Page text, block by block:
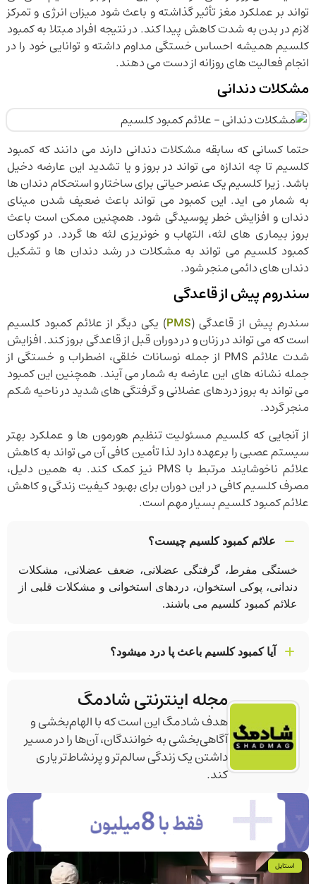
تواند بر عملکرد مغز تأثیر گذاشته و باعث شود میزان انرژی و تمرکز
لازم در بدن به شدت کاهش پیدا کند. در نتیجه افراد مبتلا به کمبود
کلسیم همیشه احساس خستگی مداوم داشته و توانایی خود را در
انجام فعالیت های روزانه از دست می دهند.
مشکلات دندانی
حتما کسانی که سابقه مشکلات دندانی دارند می دانند که کمبود
کلسیم تا چه اندازه می تواند در بروز و یا تشدید این عارضه دخیل
باشد. زیرا کلسیم یک عنصر حیاتی برای ساختار و استحکام دندان ها
به شمار می اید. این کمبود می تواند باعث ضعیف شدن مینای
دندان و افزایش خطر پوسیدگی شود. همچنین ممکن است باعث
بروز بیماری های لثه، التهاب و خونریزی لثه ها گردد. در کودکان
کمبود کلسیم می تواند به مشکلات در رشد دندان ها و تشکیل
دندان های دائمی منجر شود.
سندروم پیش از قاعدگی
سندرم پیش از قاعدگی (PMS) یکی دیگر از علائم کمبود کلسیم
است که می تواند در زنان و در دوران قبل از قاعدگی بروز کند. افزایش
شدت علائم PMS از جمله نوسانات خلقی، اضطراب و خستگی از
جمله نشانه های این عارضه به شمار می آیند. همچنین این کمبود
می تواند به بروز دردهای عضلانی و گرفتگی های شدید در ناحیه شکم
منجر گردد.
از آنجایی که کلسیم مسئولیت تنظیم هورمون ها و عملکرد بهتر
سیستم عصبی را برعهده دارد لذا تأمین کافی آن می تواند به کاهش
علائم ناخوشایند مرتبط با PMS نیز کمک کند. به همین دلیل،
مصرف کلسیم کافی در این دوران برای بهبود کیفیت زندگی و کاهش
علائم کمبود کلسیم بسیار مهم است.
علائم کمبود کلسیم چیست؟
خستگی مفرط، گرفتگی عضلانی، ضعف عضلانی، مشکلات
دندانی، پوکی استخوان، دردهای استخوانی و مشکلات قلبی از
علائم کمبود کلسیم می باشند.
آیا کمبود کلسیم باعث پا درد میشود؟
در نتیجه احساس درد در ناحیه پا شود.
مجله اینترنتی شادمگ
هدف شادمگ این است که با الهام‌بخشی و
آگاهی‌بخشی به خوانندگان، آن‌ها را در مسیر
داشتن یک زندگی سالم‌تر و پرنشاط‌تر یاری
کند.
استایل